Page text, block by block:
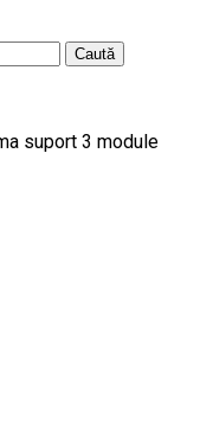
Caută
suport 3 module